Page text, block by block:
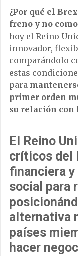
¿Por qué el
freno y no
hoy el Reino
innovador,
comparándolo
estas
para
primer orden
su relación con
El Reino
críticos del
financiera
social para
alternativa
países
hacer